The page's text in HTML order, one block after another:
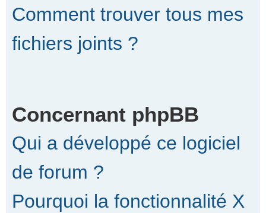
Comment trouver tous mes
fichiers joints ?
Concernant phpBB
Qui a développé ce logiciel
de forum ?
Pourquoi la fonctionnalité X